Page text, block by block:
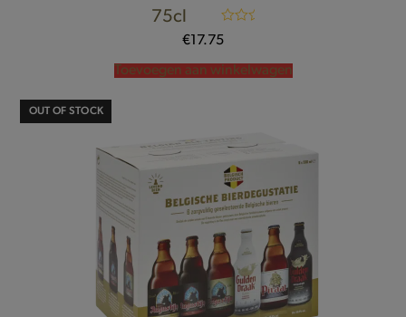
75cl
Gewaardeerd
€17.75
Toevoegen aan winkelwagen
OUT OF STOCK